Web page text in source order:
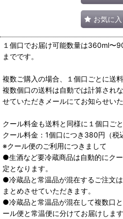
お気に
１個口でお届け可能数量は360ml〜
までです。
複数ご購入の場合、１個口ごとに送料
複数個口の送料は自動では計算され
せていただきメールにてお知らせいた
クール料金も送料と同様に１個口ご
クール料金：1個口につき380円（税
※クール便のご利用につきまして
●生酒など要冷蔵商品は自動的にク
定となります。
●冷蔵品と常温品が混在するご注文
まとめさせていただきます。
●冷蔵品と常温品が混在して複数口
ール便と常温便に分けてお届けしま